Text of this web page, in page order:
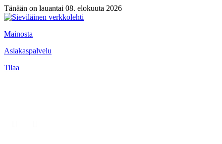
Tänään on lauantai 08. elokuuta 2026
Mainosta
Asiakaspalvelu
Tilaa